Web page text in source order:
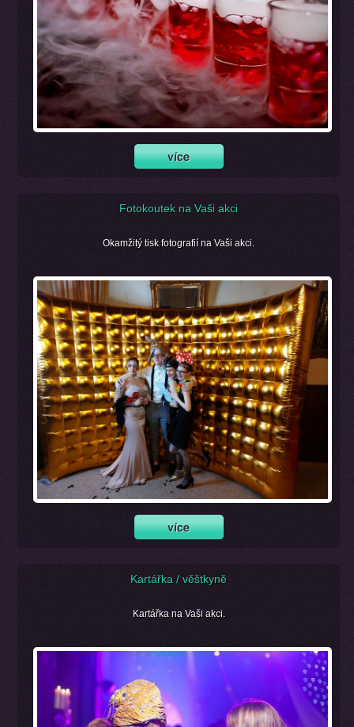
Fotokoutek na Vaši akci
Okamžitý tisk fotografií na Vaši akci.
Kartářka / věštkyně
Kartářka na Vaši akci.